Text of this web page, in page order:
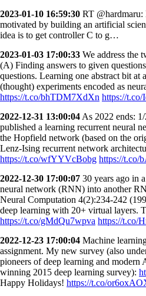
2023-01-10 16:59:30 RT
motivated by building an artificial
idea is to get controller C to g…
2023-01-03 17:00:33 We address the
(A) Finding answers to given
questions. Learning one abstract bit at
(thought) experiments encoded as
https://t.co/bhTDM7XdXn https://
2022-12-31 13:00:04 As 2022 ends:
published a learning recurrent neural
the Hopfield network (based on the
Lenz-Ising recurrent network
https://t.co/wfYYVcBobg https://t.co/
2022-12-30 17:00:07 30 years ago in
neural network (RNN) into another
Neural Computation 4(2):234-242
deep learning with 20+ virtual layers.
https://t.co/gMdQu7wpva https://t.co/
2022-12-23 17:00:04 Machine
assignment. My new survey (also
pioneers of deep learning and
winning 2015 deep learning survey):
Happy Holidays! https://t.co/